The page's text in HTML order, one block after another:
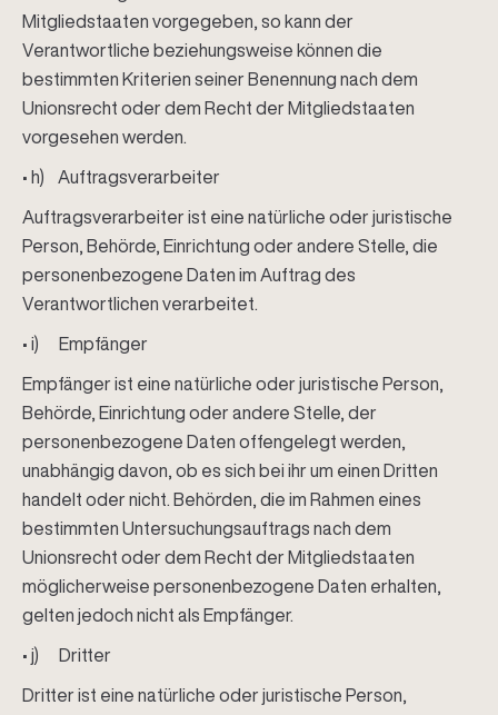
Mitgliedstaaten vorgegeben, so kann der
Verantwortliche beziehungsweise können die
bestimmten Kriterien seiner Benennung nach dem
Unionsrecht oder dem Recht der Mitgliedstaaten
vorgesehen werden.
• h) Auftragsverarbeiter
Auftragsverarbeiter ist eine natürliche oder juristische
Person, Behörde, Einrichtung oder andere Stelle, die
personenbezogene Daten im Auftrag des
Verantwortlichen verarbeitet.
• i) Empfänger
Empfänger ist eine natürliche oder juristische Person,
Behörde, Einrichtung oder andere Stelle, der
personenbezogene Daten offengelegt werden,
unabhängig davon, ob es sich bei ihr um einen Dritten
handelt oder nicht. Behörden, die im Rahmen eines
bestimmten Untersuchungsauftrags nach dem
Unionsrecht oder dem Recht der Mitgliedstaaten
möglicherweise personenbezogene Daten erhalten,
gelten jedoch nicht als Empfänger.
• j) Dritter
Dritter ist eine natürliche oder juristische Person,